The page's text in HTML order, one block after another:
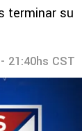
terminar su
21:40hs CST